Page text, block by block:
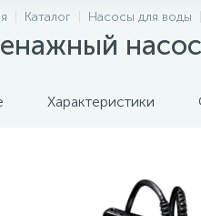
Каталог Насосы для воды
насос
Характеристики